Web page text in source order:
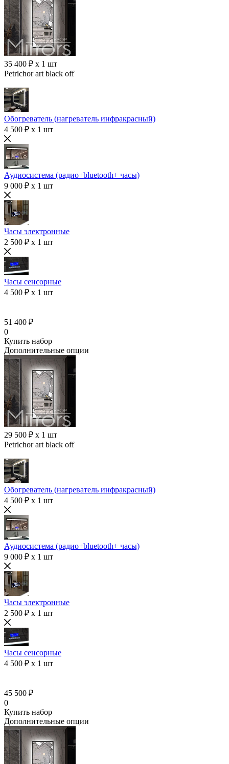
35 400 ₽ x 1 шт
Petrichor art black off
Обогреватель (нагреватель инфракрасный)
4 500 ₽ x 1 шт
Аудиосистема (радио+bluetooth+ часы)
9 000 ₽ x 1 шт
Часы электронные
2 500 ₽ x 1 шт
Часы сенсорные
4 500 ₽ x 1 шт
51 400 ₽
0
Купить набор
Дополнительные опции
29 500 ₽ x 1 шт
Petrichor art black off
Обогреватель (нагреватель инфракрасный)
4 500 ₽ x 1 шт
Аудиосистема (радио+bluetooth+ часы)
9 000 ₽ x 1 шт
Часы электронные
2 500 ₽ x 1 шт
Часы сенсорные
4 500 ₽ x 1 шт
45 500 ₽
0
Купить набор
Дополнительные опции